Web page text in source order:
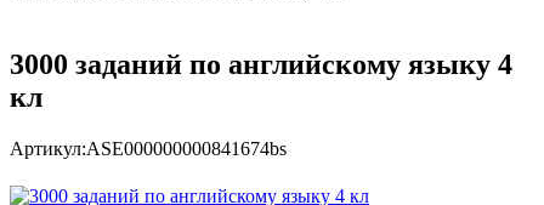
3000 заданий по английскому языку 4
кл
Артикул:ASE000000000841674bs